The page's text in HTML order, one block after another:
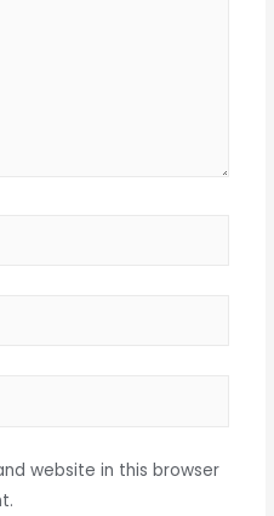
website in this browser